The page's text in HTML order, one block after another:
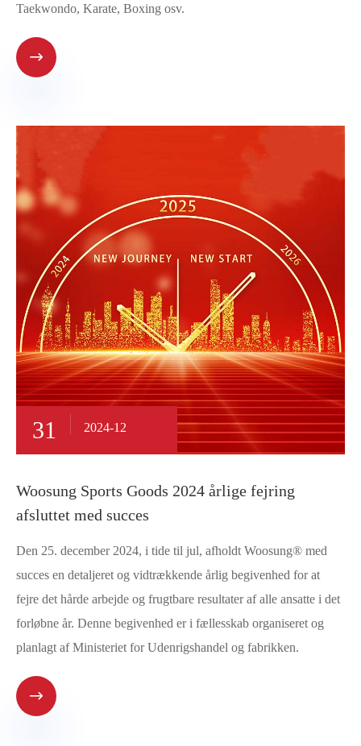
Taekwondo, Karate, Boxing osv.

31 2024-12
Woosung Sports Goods 2024 årlige fejring
afsluttet med succes
Den 25. december 2024, i tide til jul, afholdt Woosung® med
succes en detaljeret og vidtrækkende årlig begivenhed for at
fejre det hårde arbejde og frugtbare resultater af alle ansatte i det
forløbne år. Denne begivenhed er i fællesskab organiseret og
planlagt af Ministeriet for Udenrigshandel og fabrikken.
